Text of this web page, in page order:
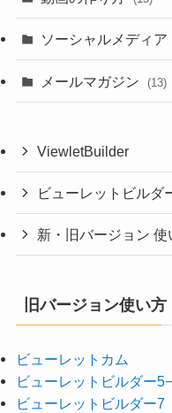
ソーシャルメディア
メールマガジン (13)
ViewletBuilder
ビューレットビルダ
新・旧バージョン 使
旧バージョン使い方
ビューレットカム
ビューレットビルダー
ビューレットビルダー7